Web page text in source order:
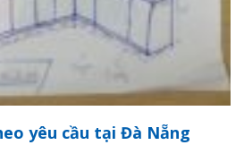
yêu cầu tại Đà Nẵng